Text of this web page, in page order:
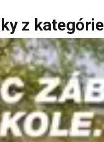
z kategórie